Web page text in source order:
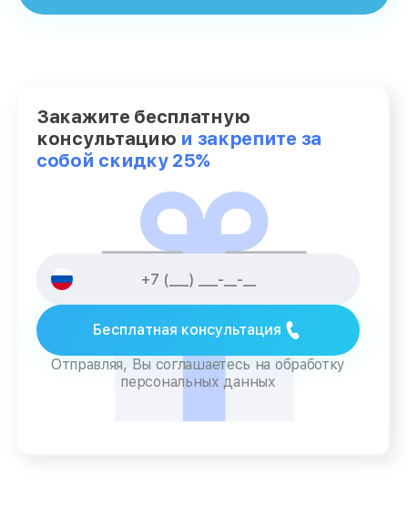
Закажите бесплатную
консультацию и закрепите за
собой скидку 25%
Бесплатная консультация
Отправляя, Вы соглашаетесь на обработку
персональных данных